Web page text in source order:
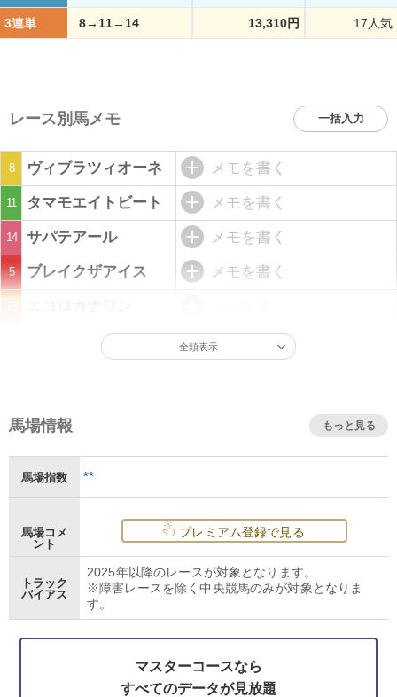
3連単 8→11→14 13,310円 17人気
レース別馬メモ 一括入力
8 ヴィブラツィオーネ メモを書く
11 タマモエイトビート メモを書く
14 サパテアール メモを書く
5 ブレイクザアイス メモを書く
全頭表示
馬場情報 もっと見る
馬場指数 **
馬場コメ
ント
プレミアム登録で見る
トラック
バイアス
2025年以降のレースが対象となります。
※障害レースを除く中央競馬のみが対象となりま
す。
マスターコースなら
すべてのデータが見放題